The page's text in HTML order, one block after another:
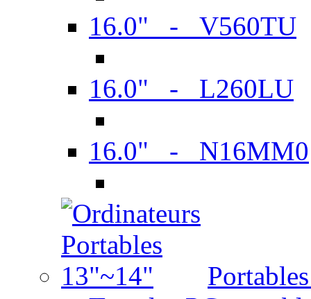
16.0" - V560TU
16.0" - L260LU
16.0" - N16MM0